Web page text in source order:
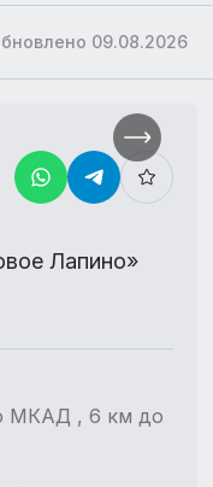
09.08.2026
Лапино»
МКАД , 6 км до